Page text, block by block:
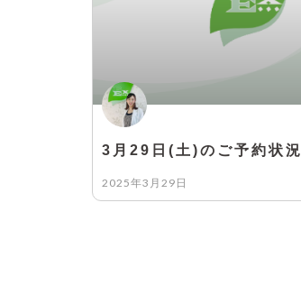
3月29日(土)のご予約状況
2025年3月29日